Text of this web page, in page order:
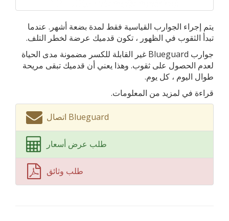
يتم إجراء الجوارب القياسية فقط لمدة بضعة أشهر. عندما
تبدأ الثقوب في الظهور ، تكون قدميك عرضة لخطر التلف.
جوارب Blueguard غير القابلة للكسر مضمونة مدى الحياة
لعدم الحصول على ثقوب. وهذا يعني أن قدميك تبقى مريحة
طوال اليوم ، كل يوم.
قراءة في لمزيد من المعلومات.
اتصال Blueguard
طلب عرض أسعار
طلب وثائق